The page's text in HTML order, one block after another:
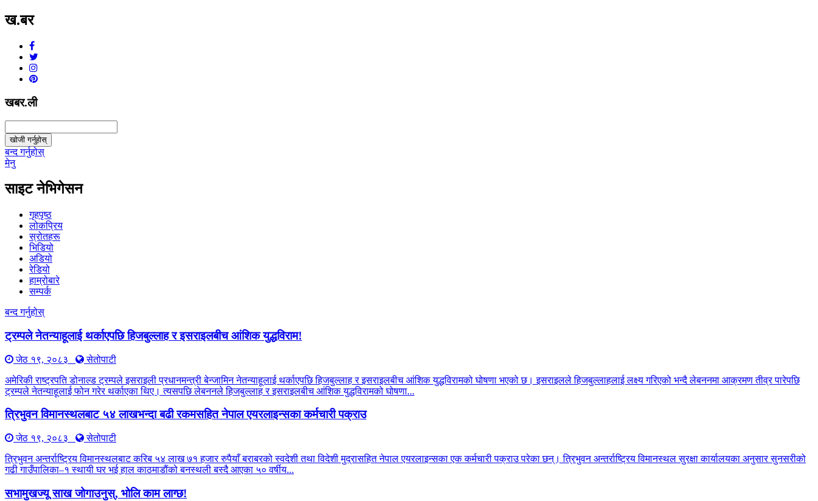
ख.बर
खबर.ली
खोजी गर्नुहोस्
बन्द गर्नुहोस्
मेनु
साइट नेभिगेसन
गृहपृष्ठ
लोकप्रिय
स्रोतहरू
भिडियो
अडियो
रेडियो
हाम्रोबारे
सम्पर्क
बन्द गर्नुहोस्
ट्रम्पले नेतन्याहूलाई थर्काएपछि हिजबुल्लाह र इसराइलबीच आंशिक युद्धविराम!
जेठ १९, २०८३
सेतोपाटी
अमेरिकी राष्ट्रपति डोनाल्ड ट्रम्पले इसराइली प्रधानमन्त्री बेन्जामिन नेतन्याहूलाई थर्काएपछि हिजबुल्लाह र इसराइलबीच आंशिक युद्धविरामको घोषणा भएको छ। इसराइलले हिजबुल्लाहलाई लक्ष्य गरिएको भन्दै लेबननमा आक्रमण तीव्र पारेपछि
ट्रम्पले नेतन्याहूलाई फोन गरेर थर्काएका थिए। त्यसपछि लेबननले हिजबुल्लाह र इसराइलबीच आंशिक युद्धविरामको घोषणा...
त्रिभुवन विमानस्थलबाट ५४ लाखभन्दा बढी रकमसहित नेपाल एयरलाइन्सका कर्मचारी पक्राउ
जेठ १९, २०८३
सेतोपाटी
त्रिभुवन अन्तर्राष्ट्रिय विमानस्थलबाट करिब ५४ लाख ७१ हजार रुपैयाँ बराबरको स्वदेशी तथा विदेशी मुद्रासहित नेपाल एयरलाइन्सका एक कर्मचारी पक्राउ परेका छन्। त्रिभुवन अन्तर्राष्ट्रिय विमानस्थल सुरक्षा कार्यालयका अनुसार सुनसरीको
गढी गाउँपालिका–१ स्थायी घर भई हाल काठमाडौंको बनस्थली बस्दै आएका ५० वर्षीय...
सभामुखज्यू साख जोगाउनुस्, भोलि काम लाग्छ!